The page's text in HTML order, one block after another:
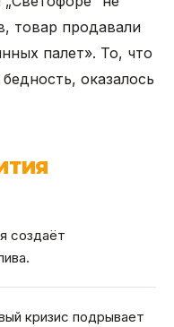
товар продавали
палет». То, что
оказалось
создаёт
кризис подрывает